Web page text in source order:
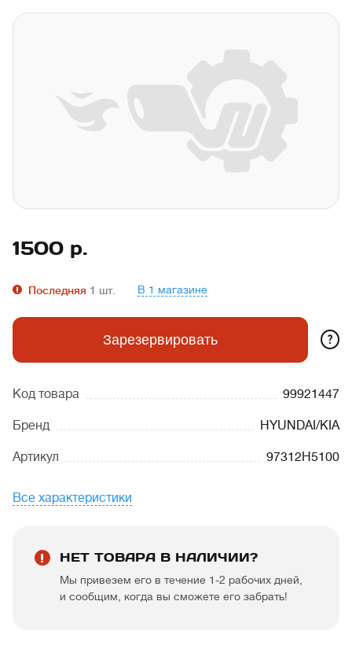
1500 р.
Последняя 1 шт. В 1 магазине
Зарезервировать ?
Код товара 99921447
Бренд HYUNDAI/KIA
Артикул 97312H5100
Все характеристики
НЕТ ТОВАРА В НАЛИЧИИ?
Мы привезем его в течение 1-2 рабочих дней,
и сообщим, когда вы сможете его забрать!